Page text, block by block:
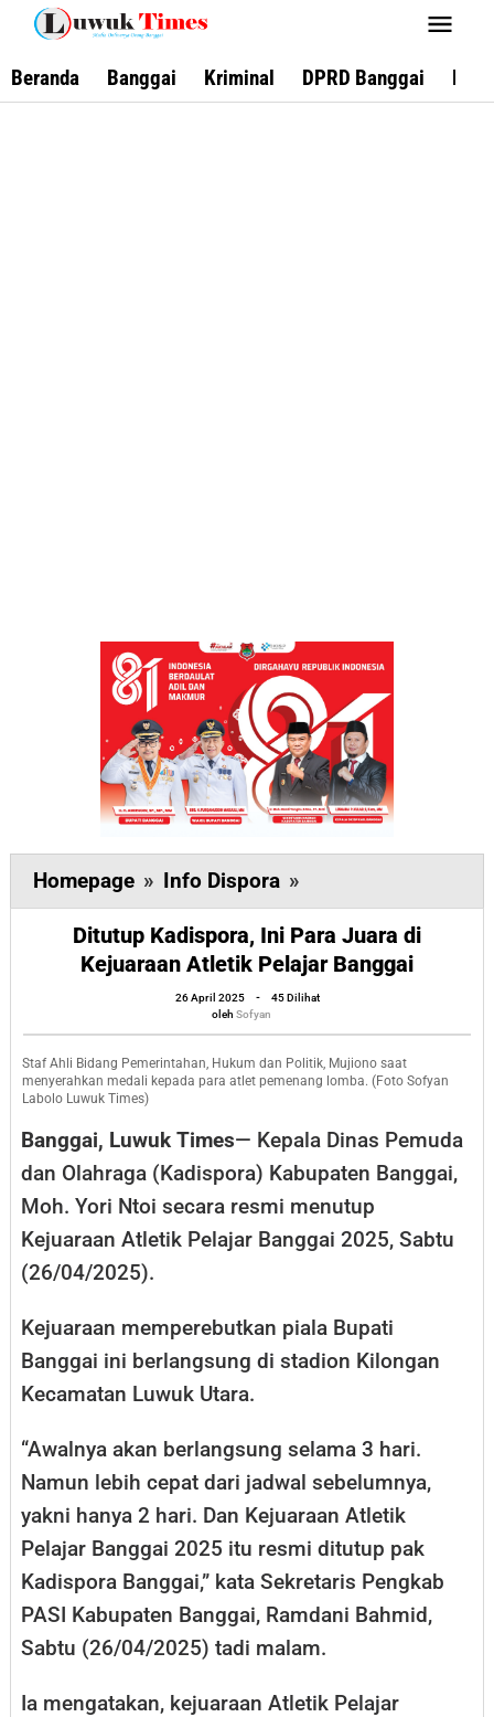
Lewati
konten
Beranda Banggai Kriminal DPRD Banggai
Homepage » Info Dispora »
Kadispora,
Ini
Para
Juara
di
Kejuaraan
Atletik
Pelajar
Ditutup Kadispora, Ini Para Juara di
Kejuaraan Atletik Pelajar Banggai
26 April 2025
oleh
Sofyan
-
45 Dilihat
oleh Sofyan
Staf Ahli Bidang Pemerintahan, Hukum dan Politik, Mujiono saat
menyerahkan medali kepada para atlet pemenang lomba. (Foto Sofyan
Labolo Luwuk Times)
Banggai, Luwuk Times— Kepala Dinas Pemuda
dan Olahraga (Kadispora) Kabupaten Banggai,
Moh. Yori Ntoi secara resmi menutup
Kejuaraan Atletik Pelajar Banggai 2025, Sabtu
(26/04/2025).
Kejuaraan memperebutkan piala Bupati
Banggai ini berlangsung di stadion Kilongan
Kecamatan Luwuk Utara.
“Awalnya akan berlangsung selama 3 hari.
Namun lebih cepat dari jadwal sebelumnya,
yakni hanya 2 hari. Dan Kejuaraan Atletik
Pelajar Banggai 2025 itu resmi ditutup pak
Kadispora Banggai,” kata Sekretaris Pengkab
PASI Kabupaten Banggai, Ramdani Bahmid,
Sabtu (26/04/2025) tadi malam.
Ia mengatakan, kejuaraan Atletik Pelajar